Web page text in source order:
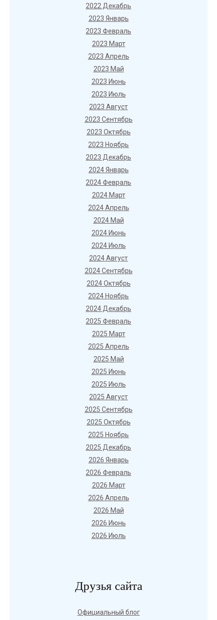
2022 Декабрь
2023 Январь
2023 Февраль
2023 Март
2023 Апрель
2023 Май
2023 Июнь
2023 Июль
2023 Август
2023 Сентябрь
2023 Октябрь
2023 Ноябрь
2023 Декабрь
2024 Январь
2024 Февраль
2024 Март
2024 Апрель
2024 Май
2024 Июнь
2024 Июль
2024 Август
2024 Сентябрь
2024 Октябрь
2024 Ноябрь
2024 Декабрь
2025 Февраль
2025 Март
2025 Апрель
2025 Май
2025 Июнь
2025 Июль
2025 Август
2025 Сентябрь
2025 Октябрь
2025 Ноябрь
2025 Декабрь
2026 Январь
2026 Февраль
2026 Март
2026 Апрель
2026 Май
2026 Июнь
2026 Июль
Друзья сайта
Официальный блог